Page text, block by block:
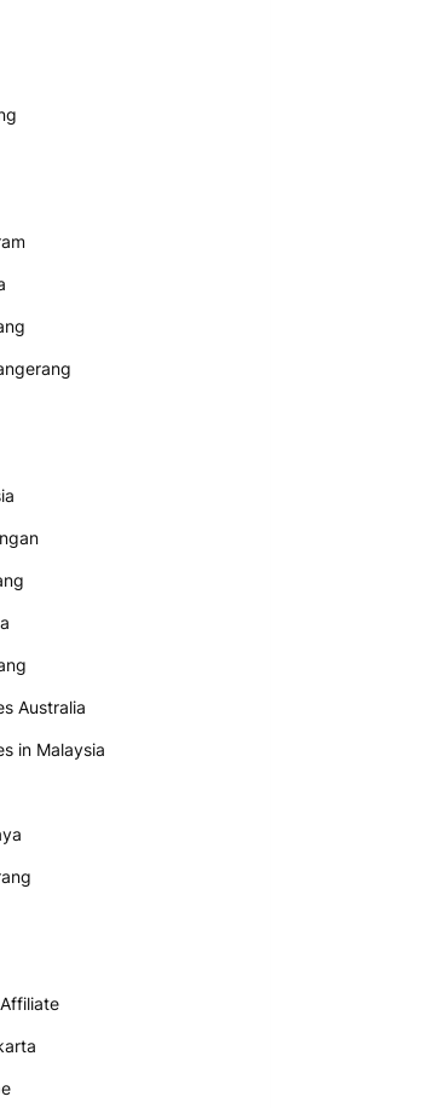
Australia
in Malaysia